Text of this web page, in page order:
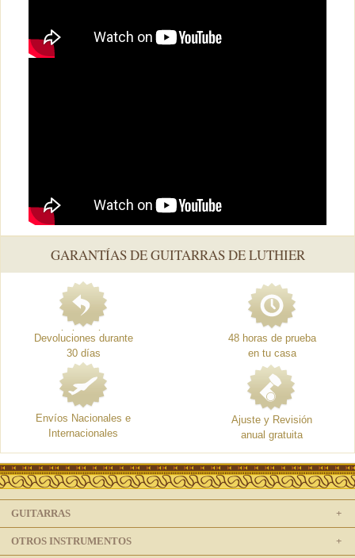
GARANTÍAS DE GUITARRAS DE LUTHIER
Devoluciones durante
30 días
48 horas de prueba
en tu casa
Envíos Nacionales e
Internacionales
Ajuste y Revisión
anual gratuita
GUITARRAS
OTROS INSTRUMENTOS